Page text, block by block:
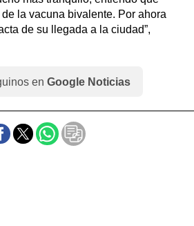
la vacuna bivalente. Por ahora
de su llegada a la ciudad”,
en Google Noticias